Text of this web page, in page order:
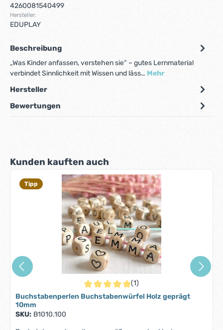
4260081540499
Hersteller:
EDUPLAY
Beschreibung
„Was Kinder anfassen, verstehen sie“ – gutes Lernmaterial
verbindet Sinnlichkeit mit Wissen und läss… Mehr
Hersteller
Bewertungen
Produktgalerie überspringen
Kunden kauften auch
Tipp
Durchschnittliche Bewertung von 5 von 5
(1)
Buchstabenperlen Buchstabenwürfel Holz geprägt
10mm
SKU: B1010.100